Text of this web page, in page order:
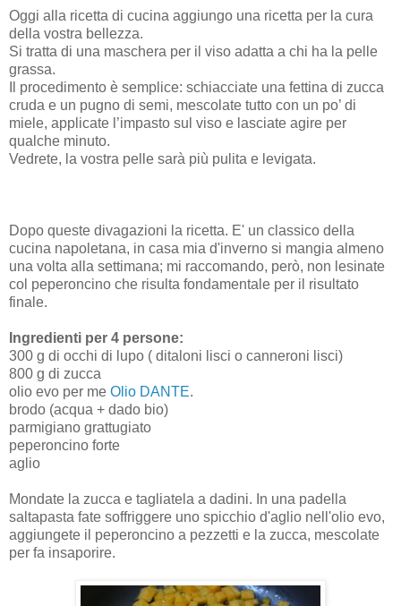
Oggi alla ricetta di cucina aggiungo una ricetta per la cura
della vostra bellezza.
Si tratta di una maschera per il viso adatta a chi ha la pelle
grassa.
Il procedimento è semplice: schiacciate una fettina di zucca
cruda e un pugno di semi, mescolate tutto con un po’ di
miele, applicate l’impasto sul viso e lasciate agire per
qualche minuto.
Vedrete, la vostra pelle sarà più pulita e levigata.
Dopo queste divagazioni la ricetta. E' un classico della
cucina napoletana, in casa mia d'inverno si mangia almeno
una volta alla settimana; mi raccomando, però, non lesinate
col peperoncino che risulta fondamentale per il risultato
finale.
Ingredienti per 4 persone:
300 g di occhi di lupo ( ditaloni lisci o canneroni lisci)
800 g di zucca
olio evo per me Olio DANTE.
brodo (acqua + dado bio)
parmigiano grattugiato
peperoncino forte
aglio
Mondate la zucca e tagliatela a dadini. In una padella
saltapasta fate soffriggere uno spicchio d'aglio nell'olio evo,
aggiungete il peperoncino a pezzetti e la zucca, mescolate
per fa insaporire.